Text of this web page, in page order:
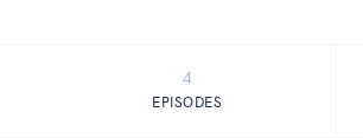
4
EPISODES